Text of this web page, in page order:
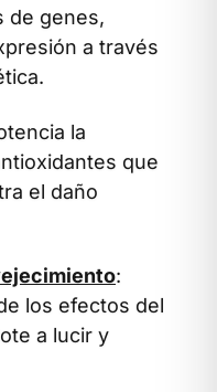
de genes,
a través
la
que
el daño
:
los efectos del
a lucir y